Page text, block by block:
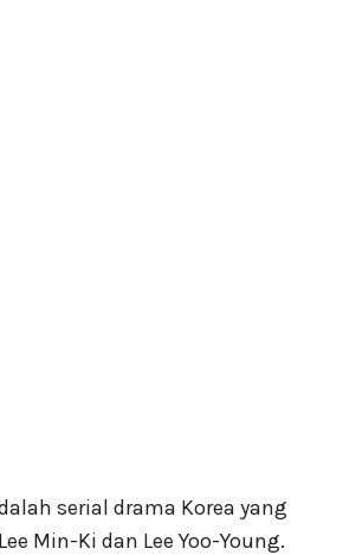
serial drama Korea yang
Min-Ki dan Lee Yoo-Young.